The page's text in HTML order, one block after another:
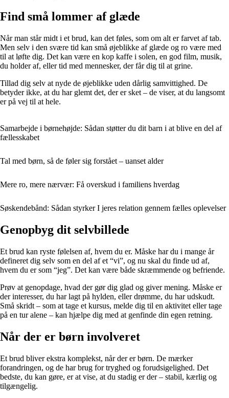
Find små lommer af glæde
Når man står midt i et brud, kan det føles, som om alt er farvet af tab.
Men selv i den svære tid kan små øjeblikke af glæde og ro være med
til at løfte dig. Det kan være en kop kaffe i solen, en god film, musik,
du holder af, eller tid med mennesker, der får dig til at grine.
Tillad dig selv at nyde de øjeblikke uden dårlig samvittighed. De
betyder ikke, at du har glemt det, der er sket – de viser, at du langsomt
er på vej til at hele.
Samarbejde i børnehøjde: Sådan støtter du dit barn i at blive en del af
fællesskabet
Tal med børn, så de føler sig forstået – uanset alder
Mere ro, mere nærvær: Få overskud i familiens hverdag
Søskendebånd: Sådan styrker I jeres relation gennem fælles oplevelser
Genopbyg dit selvbillede
Et brud kan ryste følelsen af, hvem du er. Måske har du i mange år
defineret dig selv som en del af et “vi”, og nu skal du finde ud af,
hvem du er som “jeg”. Det kan være både skræmmende og befriende.
Prøv at genopdage, hvad der gør dig glad og giver mening. Måske er
der interesser, du har lagt på hylden, eller drømme, du har udskudt.
Små skridt – som at tage et kursus, melde dig til en aktivitet eller tage
på en tur alene – kan hjælpe dig med at genfinde din egen retning.
Når der er børn involveret
Et brud bliver ekstra komplekst, når der er børn. De mærker
forandringen, og de har brug for tryghed og forudsigelighed. Det
bedste, du kan gøre, er at vise, at du stadig er der – stabil, kærlig og
tilgængelig.